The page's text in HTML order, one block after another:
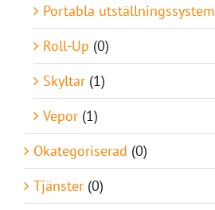
Portabla utställningssystem
Roll-Up (0)
Skyltar (1)
Vepor (1)
Okategoriserad (0)
Tjänster (0)